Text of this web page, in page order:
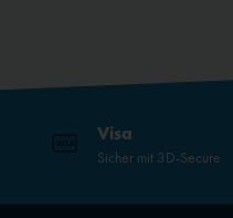
Visa
Sicher mit 3D-Secure